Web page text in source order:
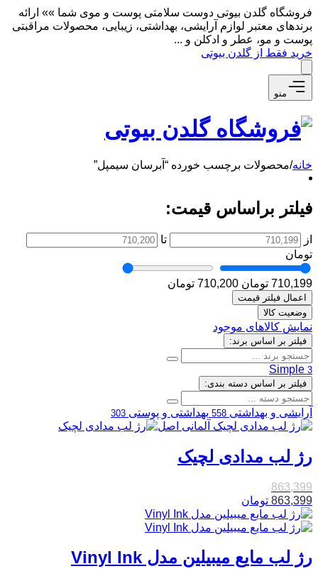
فروشگاه گلدن بیوتی دوست سلامتی پوست و موی شما »» ارائه
برندهای معتبر لوازم آرایشی، بهداشتی، زیبایی، محصولات مراقبتی
پوست و مو، عطر و ادکلن و ...
خرید فقط از گلدن بیوتی
منو
خانه/محصولات برچسب خورده “آبرسان سیمپل”
فیلتر براساس قیمت:
از
تا
تومان
710,199 تومان 710,200 تومان
اعمال فیلتر قیمت
وضعیت کالا
نمایش کالاهای موجود
فیلتر بر اساس برند:
Simple 3
فیلتر بر اساس دسته بندی:
آرایشی و بهداشتی 558 بهداشتی و پوستی 303
رژ لب مدادی لچیک
863,399
863,399 تومان
رژ لب مایع میبیلین مدل Vinyl Ink